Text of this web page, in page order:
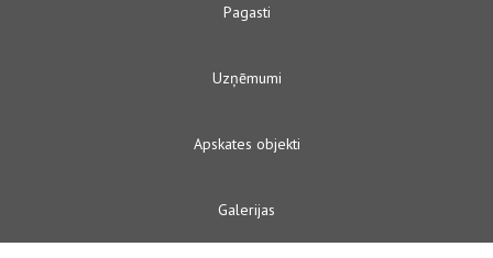
Pagasti
Uzņēmumi
Apskates objekti
Galerijas